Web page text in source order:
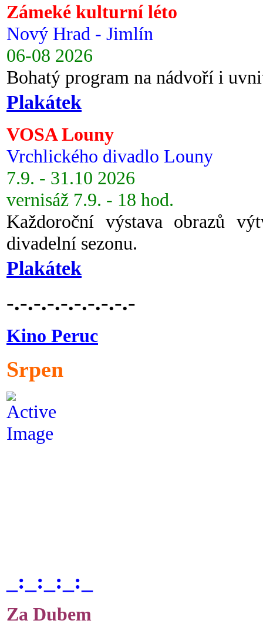
Zámeké kulturní léto
Nový Hrad - Jimlín
06-08 2026
Bohatý program na nádvoří i
Plakátek
VOSA Louny
Vrchlického divadlo Louny
7.9. - 31.10 2026
vernisáž 7.9. - 18 hod.
Každoroční výstava obrazů
divadelní sezonu.
Plakátek
-.-.-.-.-.-.-.-.-.-
Kino Peruc
Srpen
_:_:_:_:_
Za Dubem